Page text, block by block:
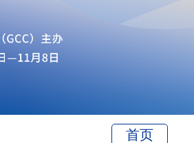
首页